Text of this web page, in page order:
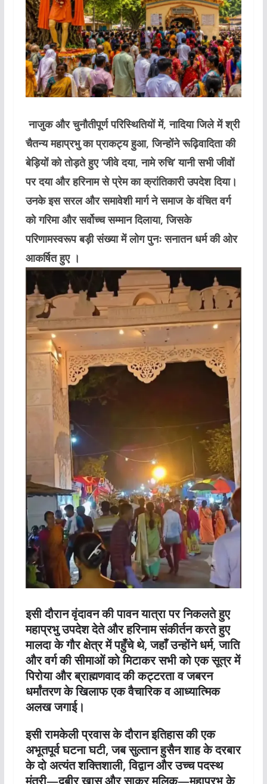
नाजुक और चुनौतीपूर्ण परिस्थितियों में, नादिया जिले में श्री
चैतन्य महाप्रभु का प्राकट्य हुआ, जिन्होंने रूढ़िवादिता की
बेड़ियों को तोड़ते हुए ‘जीवे दया, नामे रुचि’ यानी सभी जीवों
पर दया और हरिनाम से प्रेम का क्रांतिकारी उपदेश दिया।
उनके इस सरल और समावेशी मार्ग ने समाज के वंचित वर्ग
को गरिमा और सर्वोच्च सम्मान दिलाया, जिसके
परिणामस्वरूप बड़ी संख्या में लोग पुनः सनातन धर्म की ओर
आकर्षित हुए ।
इसी दौरान वृंदावन की पावन यात्रा पर निकलते हुए
महाप्रभु उपदेश देते और हरिनाम संकीर्तन करते हुए
मालदा के गौर क्षेत्र में पहुँचे थे, जहाँ उन्होंने धर्म, जाति
और वर्ग की सीमाओं को मिटाकर सभी को एक सूत्र में
पिरोया और ब्राह्मणवाद की कट्टरता व जबरन
धर्मांतरण के खिलाफ एक वैचारिक व आध्यात्मिक
अलख जगाई।
इसी रामकेली प्रवास के दौरान इतिहास की एक
अभूतपूर्व घटना घटी, जब सुल्तान हुसैन शाह के दरबार
के दो अत्यंत शक्तिशाली, विद्वान और उच्च पदस्थ
मंत्री—दबीर खास और साकर मलिक—महाप्रभु के